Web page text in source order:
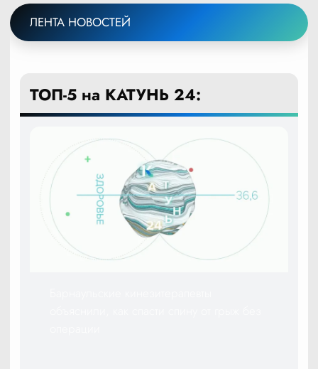
ЛЕНТА НОВОСТЕЙ
ТОП-5 на КАТУНЬ 24: